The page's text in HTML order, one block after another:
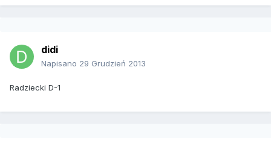
didi
Napisano 29 Grudzień 2013
Radziecki D-1